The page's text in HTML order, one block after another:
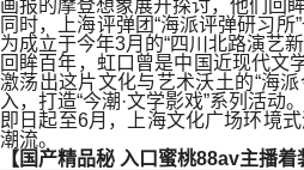
画报的摩登想象展开探讨，他们回
同时，上海评弹团“海派评弹研习
为成立于今年3月的“四川北路演艺
回眸百年，虹口曾是中国近现代文
激荡出这片文化与艺术沃土的“海
入，打造“今潮·文学影戏”系列活动。
即日起至6月，上海文化广场环境
潮流。
【国产精品秘 入口蜜桃88av主播